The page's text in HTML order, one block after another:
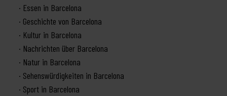
Essen in Barcelona
Geschichte von Barcelona
Kultur in Barcelona
Nachrichten über Barcelona
Natur in Barcelona
Sehenswürdigkeiten in Barcelona
Sport in Barcelona